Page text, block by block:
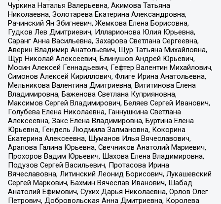
Чуркина Наталья Валерьевна, Акимова Татьяна
Николаевна, Золотарева Екатерина Александровна,
Рачинский Ян Збигневич, Жемкова Елена Борисовна,
Гудков Лев Дмитриевич, Илларионова Юлия Юрьевна,
Саранг Анна Васильевна, Захарова Светлана Сергеевна,
Аверин Владимир Анатольевич, Щур Татьяна Михайловна,
Щур Николай Алексеевич, Блинушов Андрей Юрьевич,
Мосин Алексей Геннадьевич, Гефтер Валентин Михайлович,
Симонов Алексей Кириллович, Флиге Ирина Анатольевна,
Мельникова Валентина Дмитриевна, Вититинова Елена
Владимировна, Баженова Светлана Куприяновна,
Максимов Сергей Владимирович, Беляев Сергей Иванович,
Голубева Елена Николаевна, Ганнушкина Светлана
Алексеевна, Закс Елена Владимировна, Буртина Елена
Юрьевна, Гендель Людмила Залмановна, Кокорина
Екатерина Алексеевна, Шуманов Илья Вячеславович,
Арапова Галина Юрьевна, Свечников Анатолий Мариевич,
Прохоров Вадим Юрьевич, Шахова Елена Владимировна,
Подузов Сергей Васильевич, Протасова Ирина
Вячеславовна, Литинский Леонид Борисович, Лукашевский
Сергей Маркович, Бахмин Вячеслав Иванович, Шабад
Анатолий Ефимович, Сухих Дарья Николаевна, Орлов Олег
Петрович, Добровольская Анна Дмитриевна, Королева